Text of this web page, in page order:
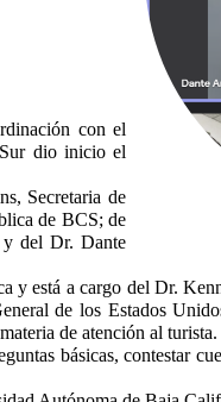
con el
dio inicio el
Secretaria de
de BCS; de
y del Dr. Dante
a cargo del Dr.
de los Estados
de atención al turista.
básicas, contestar